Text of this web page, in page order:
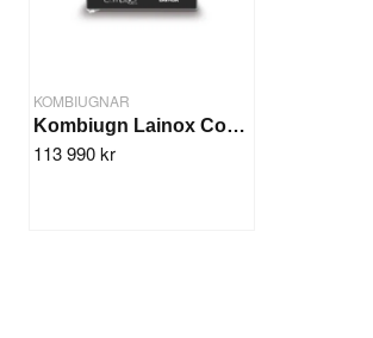
KOMBIUGNAR
Kombiugn Lainox Compact GN 6x1/1
113 990 kr